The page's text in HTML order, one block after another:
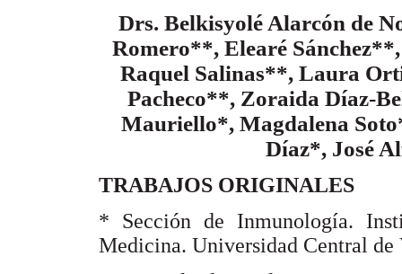
Drs. Belkisyolé Alarcón de
Romero**, Elearé
Raquel Salinas**, Laura
Pacheco**, Zoraida Díaz-
Mauriello*, Magdalena
Díaz*, José
TRABAJOS ORIGINALES
* Sección de Inmunología.
Medicina. Universidad Central de